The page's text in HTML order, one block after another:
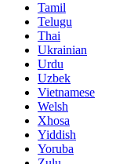
Tamil
Telugu
Thai
Ukrainian
Urdu
Uzbek
Vietnamese
Welsh
Xhosa
Yiddish
Yoruba